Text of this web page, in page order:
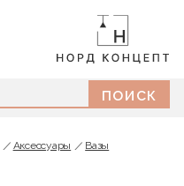
Аксессуары
Вазы